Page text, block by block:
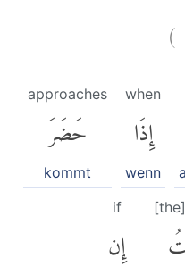
)
when
إِذَا
wenn
approaches
حَضَرَ
kommt
if
إِن